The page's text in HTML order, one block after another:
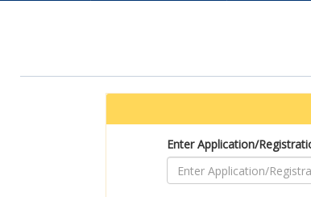
Enter Application/